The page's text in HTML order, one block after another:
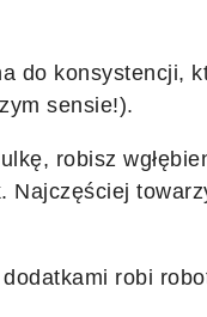
do konsystencji,
sensie!).
robisz
Najczęściej
robi